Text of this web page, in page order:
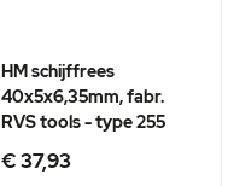
HM schijffrees
40x5x6,35mm, fabr.
RVS tools - type 255
€ 37,93